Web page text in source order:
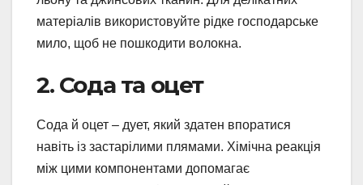
матеріалів використовуйте рідке господарське
мило, щоб не пошкодити волокна.
2. Сода та оцет
Сода й оцет – дует, який здатен впоратися
навіть із застарілими плямами. Хімічна реакція
між цими компонентами допомагає